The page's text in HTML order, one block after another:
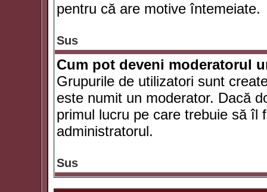
pentru că are motive întemeiate.
Sus
Cum pot deveni moderatorul
Grupurile de utilizatori sunt
este numit un moderator. Dacă
primul lucru pe care trebuie să îl
administratorul.
Sus